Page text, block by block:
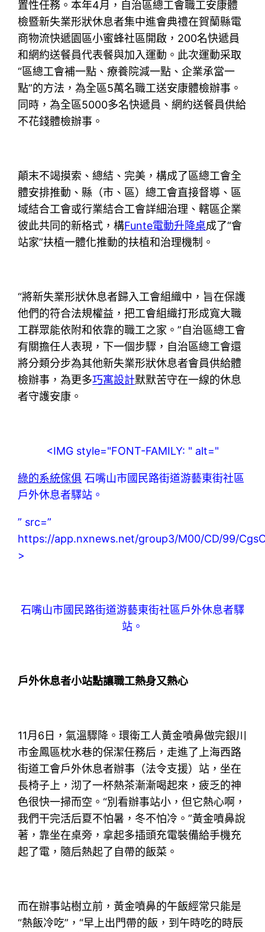
置性任務。本年4月，自治區總工會職工安康體
檢暨新失業形狀休息者集中進會典禮在賀蘭縣電
商物流快遞園區小蜜蜂社區開啟，200名快遞員
和網約送餐員代表餐與加入運動。此次運動采取
“區總工會補一點、療養院減一點、企業承當一
點”的方法，為全區5萬名職工送安康體檢辦事。
同時，為全區5000多名快遞員、網約送餐員供給
不花錢體檢辦事。
顛末不竭摸索、總結、完美，構成了區總工會全
體安排推動、縣（市、區）總工會直接督導、區
域結合工會或行業結合工會詳細治理、轄區企業
彼此共同的新格式，構Funte電動升降桌成了“會
站家”扶植一體化推動的扶植和治理機制。
“將新失業形狀休息者歸入工會組織中，旨在保護
他們的符合法規權益，把工會組織打形成寬大職
工群眾能依附和依靠的職工之家。”自治區總工會
有關擔任人表現，下一個步驟，自治區總工會還
將分類分步為其他新失業形狀休息者會員供給體
檢辦事，為更多巧寓設計默默苦守在一線的休息
者守護安康。
<IMG style="FONT-FAMILY: " alt="
綠的系統傢俱 石嘴山市國民路街道游藝東街社區
戶外休息者驛站。
” src=”
https://app.nxnews.net/group3/M00/CD/99/
>
石嘴山市國民路街道游藝東街社區戶外休息者驛
站。
戶外休息者小站點讓職工熱身又熱心
11月6日，氣溫驟降。環衛工人黃金噴鼻做完銀川
市金鳳區枕水巷的保潔任務后，走進了上海西路
街道工會戶外休息者辦事（法令支援）站，坐在
長椅子上，沏了一杯熱茶漸漸喝起來，疲乏的神
色很快一掃而空。“別看辦事站小，但它熱心啊，
我們干完活后夏不怕暑，冬不怕冷。”黃金噴鼻說
著，靠坐在桌旁，拿起多插頭充電裝備給手機充
起了電，隨后熱起了自帶的飯菜。
而在辦事站樹立前，黃金噴鼻的午飯經常只能是
“熱飯冷吃”，“早上出門帶的飯，到午時吃的時辰